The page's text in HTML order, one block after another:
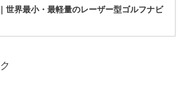
｜世界最小・最軽量のレーザー型ゴルフナビ